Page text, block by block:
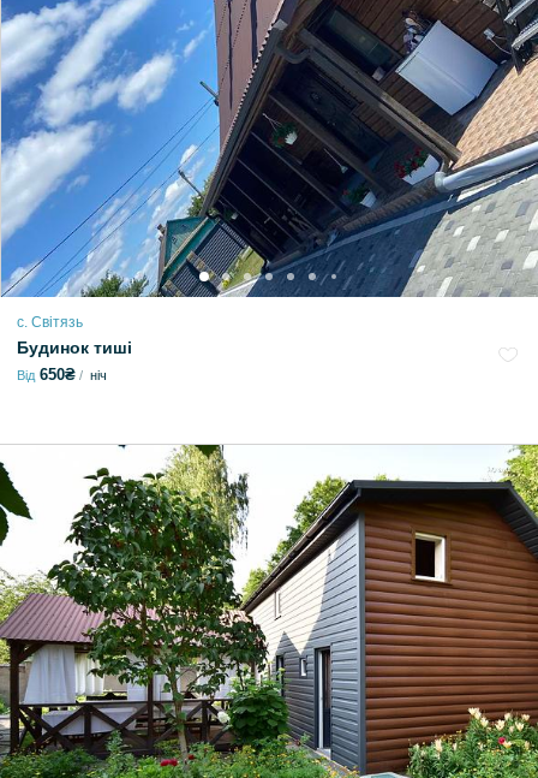
с. Світязь
Будинок тиші
Від 650₴ ніч